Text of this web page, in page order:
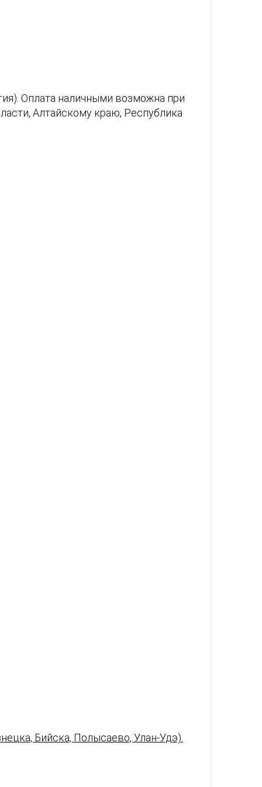
Оплата наличными возможна при
Алтайскому краю, Республика
Бийска, Полысаево, Улан-Удэ).